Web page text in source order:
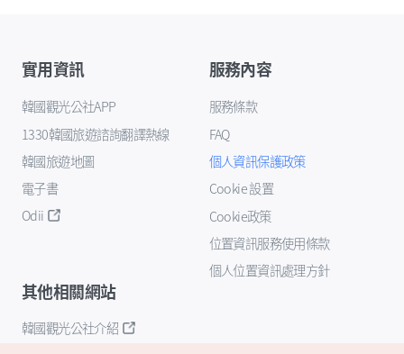
實用資訊
韓國觀光公社APP
1330韓國旅遊諮詢翻譯熱線
韓國旅遊地圖
電子書
Odii
服務內容
服務條款
FAQ
個人資訊保護政策
Cookie 設置
Cookie政策
位置資訊服務使用條款
個人位置資訊處理方針
其他相關網站
韓國觀光公社介紹